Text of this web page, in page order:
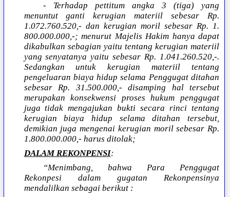
- Terhadap pettitum angka 3 (tiga) yang
menuntut ganti kerugian materiil sebesar Rp.
1.072.760.520,- dan kerugian moril sebesar Rp. 1.
800.000.000,-; menurut Majelis Hakim hanya dapat
dikabulkan sebagian yaitu tentang kerugian materiil
yang senyatanya yaitu sebesar Rp. 1.041.260.520,-.
Sedangkan untuk kerugian materiil tentang
pengeluaran biaya hidup selama Penggugat ditahan
sebesar Rp. 31.500.000,- disamping hal tersebut
merupakan konsekwensi proses hukum penggugat
juga tidak mengajukan bukti secara rinci tentang
kerugian biaya hidup selama ditahan tersebut,
demikian juga mengenai kerugian moril sebesar Rp.
1.800.000.000,- harus ditolak;
DALAM REKONPENSI:
“Menimbang, bahwa Para Penggugat
Rekonpesi dalam gugatan Rekonpensinya
mendalilkan sebagai berikut :